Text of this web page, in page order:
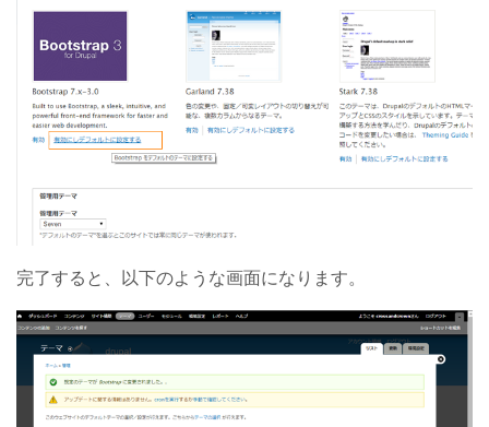
完了すると、以下のような画面になります。